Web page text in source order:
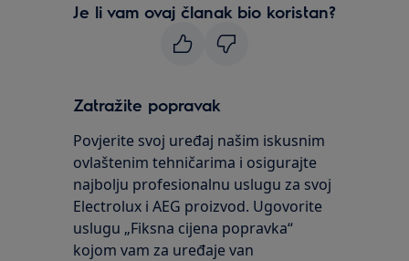
Je li vam ovaj članak bio koristan?
Zatražite popravak
Povjerite svoj uređaj našim iskusnim
ovlaštenim tehničarima i osigurajte
najbolju profesionalnu uslugu za svoj
Electrolux i AEG proizvod. Ugovorite
uslugu „Fiksna cijena popravka“
kojom vam za uređaje van